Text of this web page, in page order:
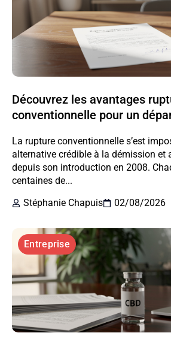
Découvrez les avantages
conventionnelle pour un
La rupture conventionnelle s’est
alternative crédible à la démission et
depuis son introduction en 2008.
centaines de...
Stéphanie Chapuis
02/08/2026
Entreprise